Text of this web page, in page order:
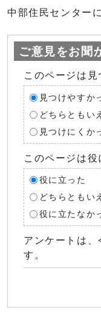
中部住民センター
ご意見をお聞
このページは見
見つけやすか
どちらともい
見つけにくか
このページは役
役に立った
どちらともい
役に立たなか
アンケートは、
す。